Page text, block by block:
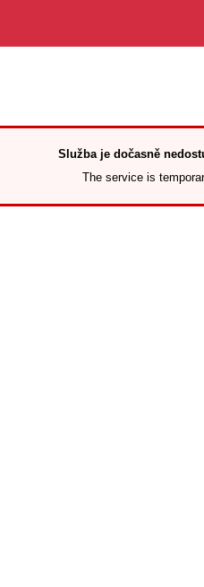
Služba je dočasně
The service is